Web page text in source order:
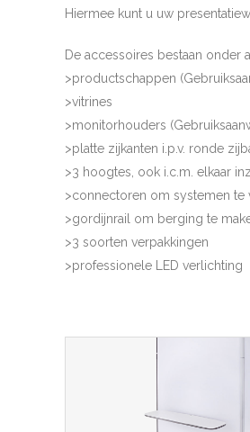
Hiermee kunt u uw
De accessoires bestaan onder
>productschappen
>vitrines
>monitorhouders
>platte zijkanten i.p.v. ronde
>3 hoogtes, ook i.c.m. elkaar
>connectoren om systemen te
>gordijnrail om berging te
>3 soorten verpakkingen
>professionele LED verlichting